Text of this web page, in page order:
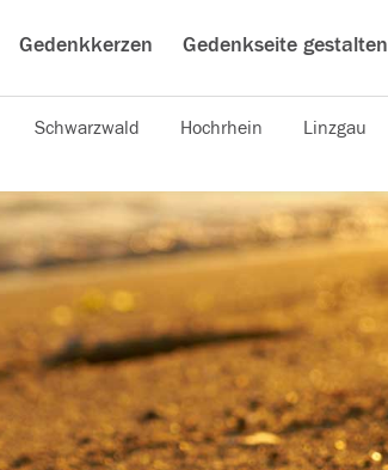
Gedenkkerzen Gedenkseite gestalten
Schwarzwald Hochrhein Linzgau